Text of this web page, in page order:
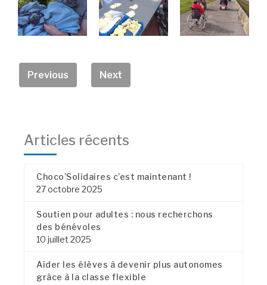
Previous Next
Articles récents
Choco’Solidaires c’est maintenant !
27 octobre 2025
Soutien pour adultes : nous recherchons
des bénévoles
10 juillet 2025
Aider les élèves à devenir plus autonomes
grâce à la classe flexible